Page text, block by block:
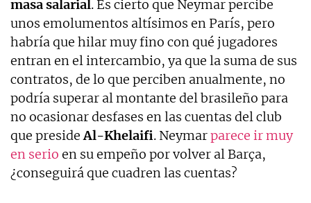
masa salarial. Es cierto que Neymar percibe
unos emolumentos altísimos en París, pero
habría que hilar muy fino con qué jugadores
entran en el intercambio, ya que la suma de sus
contratos, de lo que perciben anualmente, no
podría superar al montante del brasileño para
no ocasionar desfases en las cuentas del club
que presideAl-Khelaifi. Neymarparece ir muy
en serio en su empeño por volver al Barça,
¿conseguirá que cuadren las cuentas?